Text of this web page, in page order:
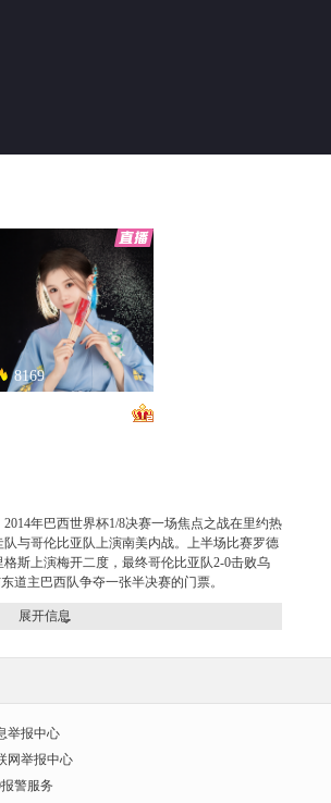
。。
8169
只能接受500m的异地恋，电动车没电了......
年巴西世界杯1/8决赛一场焦点之战在里约热
与哥伦比亚队上演南美内战。上半场比赛罗德
斯上演梅开二度，最终哥伦比亚队2-0击败乌
道主巴西队争夺一张半决赛的门票。
展开信息
举报中心
网举报中心
警服务